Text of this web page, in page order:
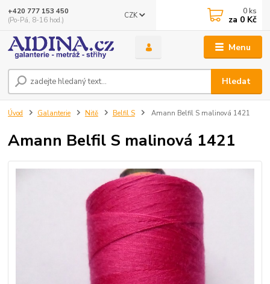
Menu
CZK
Hledat
+420 777 153 450
(Po-Pá, 8-16 hod.)
0 ks
za 0 Kč
Úvod Galanterie Nitě Belfil S Amann Belfil S malinová 1421
Amann Belfil S malinová 1421